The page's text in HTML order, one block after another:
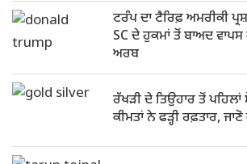
ਟਰੰਪ ਦਾ ਟੈਰਿਫ਼ ਅਮਰੀਕੀ
SC ਦੇ ਹੁਕਮਾਂ ਤੋਂ ਬਾਅਦ
ਅਰਬ
ਰੱਖੜੀ ਦੇ ਤਿਉਹਾਰ ਤੋਂ
ਕੀਮਤਾਂ ਨੇ ਫੜ੍ਹੀ ਰਫ਼ਤਾਰ,